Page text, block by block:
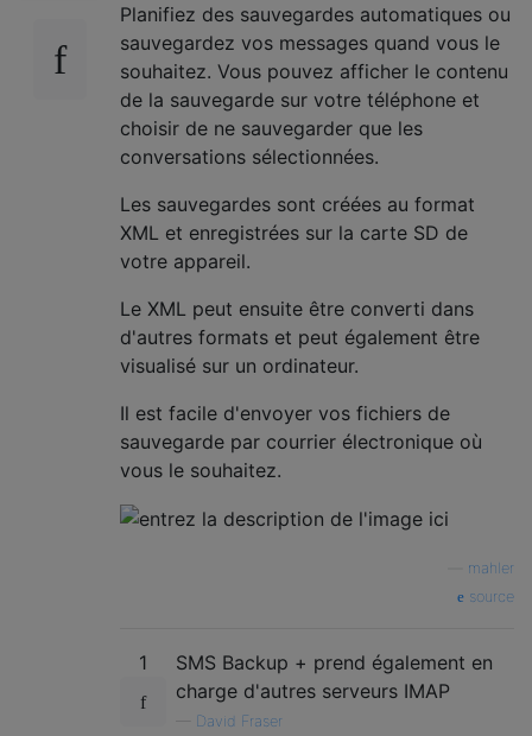
Planifiez des sauvegardes automatiques ou
sauvegardez vos messages quand vous le
souhaitez. Vous pouvez afficher le contenu
de la sauvegarde sur votre téléphone et
choisir de ne sauvegarder que les
conversations sélectionnées.
Les sauvegardes sont créées au format
XML et enregistrées sur la carte SD de
votre appareil.
Le XML peut ensuite être converti dans
d'autres formats et peut également être
visualisé sur un ordinateur.
Il est facile d'envoyer vos fichiers de
sauvegarde par courrier électronique où
vous le souhaitez.
mahler
source
1
SMS Backup + prend également en
charge d'autres serveurs IMAP
David Fraser